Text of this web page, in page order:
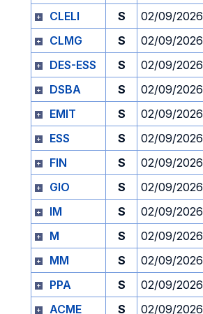
CLELI S 02/09/2026
CLMG
S 02/09/2026
DES-ESS
S 02/09/2026
DSBA
S 02/09/2026
EMIT
S 02/09/2026
ESS
S 02/09/2026
FIN
S 02/09/2026
GIO
S 02/09/2026
IM
S 02/09/2026
M
S 02/09/2026
MM
S 02/09/2026
PPA
S 02/09/2026
ACME
S 02/09/2026